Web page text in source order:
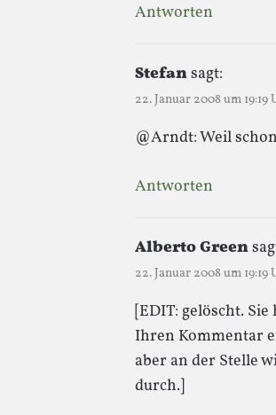
Antworten
Stefansagt:
22. Januar 2008 um 19:19
@Arndt: Weil
Antworten
Alberto Green
22. Januar 2008 um 19:19
[EDIT: gelöscht.
Ihren Kommentar
aber an der Stelle
durch.]